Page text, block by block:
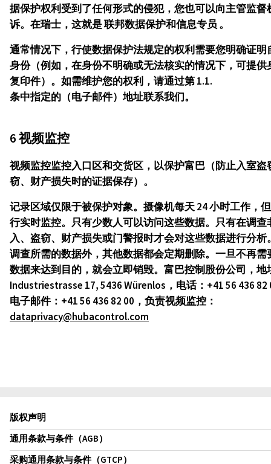
据保护权利受到了任何形式的侵犯，您也可以向主管监督
诉。在瑞士，这就是联邦数据保护和信息专员 。
通常情况下，行使数据保护法规定的权利需要您明确证明
身份（例如，在身份不明确或无法核实的情况下，可提供
复印件）。如需维护您的权利，请通过第 1.1.
条中指定的（电子邮件）地址联系我们。
6 视频监控
视频监控监控入口区和交货区，以保护富巴（防止入室盗
窃、财产损失时的证据保存）。
记录区域仅限于被保护对象。摄像机每天 24 小时工作，
行实时监控。只有少数人可以访问这些数据。只有在调查
入、盗窃、财产损失或门警报时才会对这些数据进行分析
调查所需的数据外，其他数据都会定期删除。一旦不再需
数据来达到目的，就会立即销毁。富巴控制股份公司，地
Industriestrasse 17, 5436 Würenlos，电话：+41 56 436 82
电子邮件：+41 56 436 82 00，负责视频监控：
dataprivacy@hubacontrol.com
版权声明
通用条款与条件（AGB）
采购通用条款与条件（GTCP）